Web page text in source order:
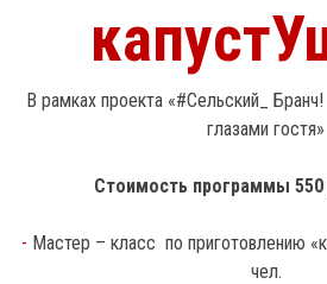
В рамках проекта «#Сельский_
глазами гостя»
Стоимость программы 550
- Мастер – класс по приготовлению
чел.